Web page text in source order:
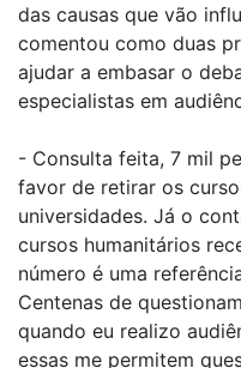
das causas que vão
comentou como duas
ajudar a embasar o
especialistas em
- Consulta feita, 7 mil
favor de retirar os
universidades. Já o
cursos humanitários
número é uma
Centenas de
quando eu realizo
essas me permitem